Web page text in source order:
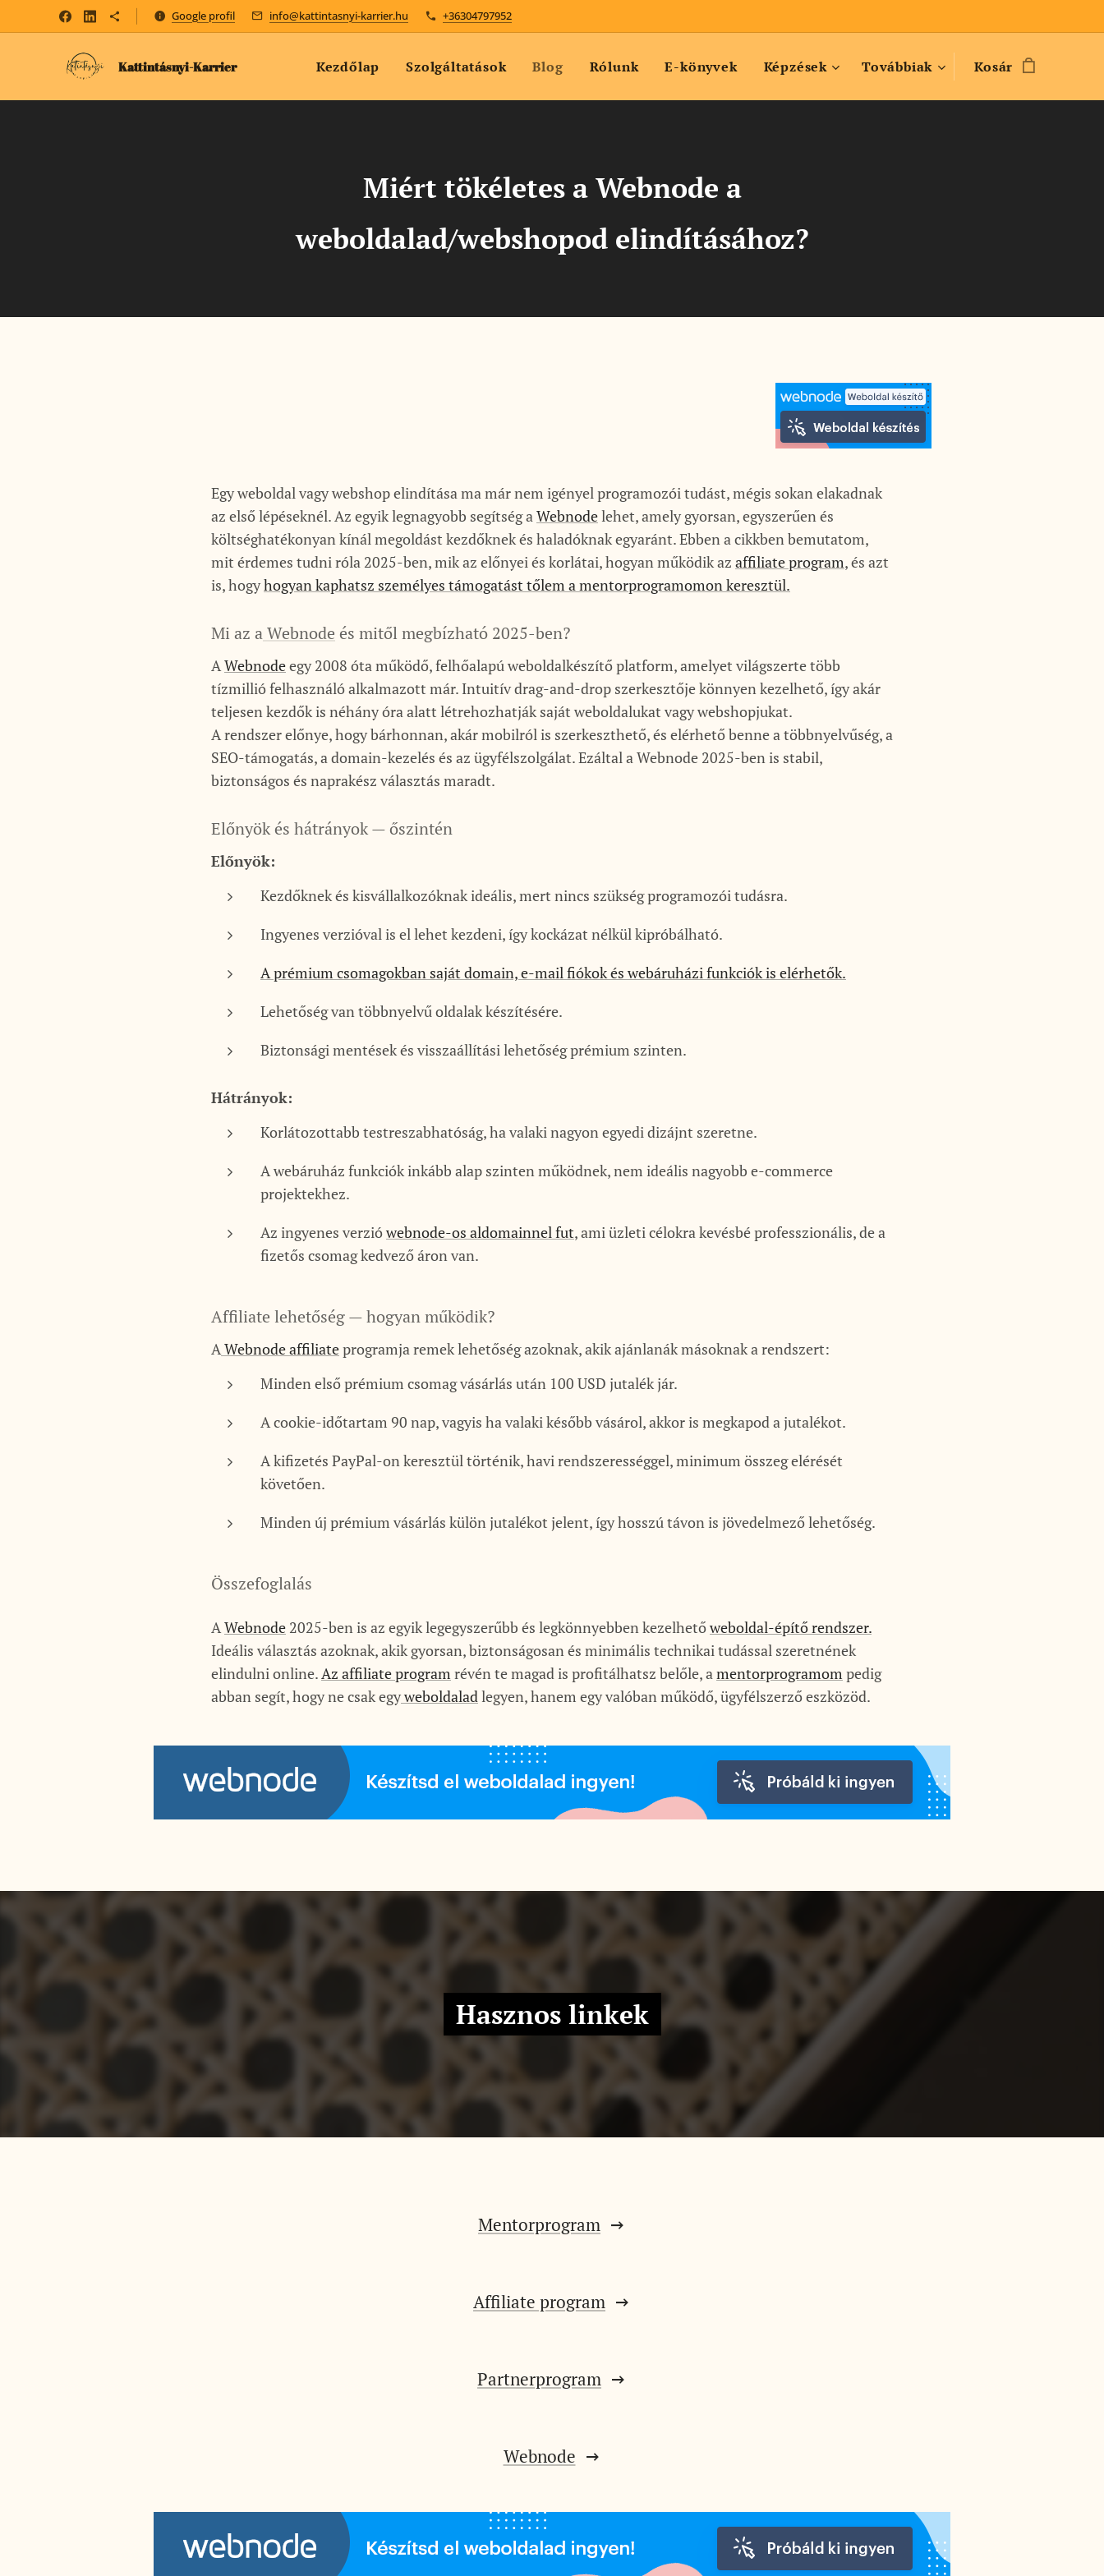
Google profil info@kattintasnyi-karrier.hu +36304797952
Kattintásnyi-Karrier Kezdőlap Szolgáltatások Blog Rólunk E-könyvek Képzések Továbbiak Kosár
Miért tökéletes a Webnode a
weboldalad/webshopod elindításához?
Egy weboldal vagy webshop elindítása ma már nem igényel programozói tudást, mégis sokan elakadnak
az első lépéseknél. Az egyik legnagyobb segítség aWebnodelehet, amely gyorsan, egyszerűen és
költséghatékonyan kínál megoldást kezdőknek és haladóknak egyaránt. Ebben a cikkben bemutatom,
mit érdemes tudni róla 2025-ben, mik az előnyei és korlátai, hogyan működik az affiliate program, és azt
is, hogyhogyan kaphatsz személyes támogatást tőlem a mentorprogramomon keresztül.
Mi az aWebnode és mitől megbízható 2025-ben?
AWebnodeegy 2008 óta működő, felhőalapú weboldalkészítő platform, amelyet világszerte több
tízmillió felhasználó alkalmazott már. Intuitív drag-and-drop szerkesztője könnyen kezelhető, így akár
teljesen kezdők is néhány óra alatt létrehozhatják saját weboldalukat vagy webshopjukat.
A rendszer előnye, hogy bárhonnan, akár mobilról is szerkeszthető, és elérhető benne a többnyelvűség, a
SEO-támogatás, a domain-kezelés és az ügyfélszolgálat. Ezáltal a Webnode 2025-ben is stabil,
biztonságos és naprakész választás maradt.
Előnyök és hátrányok — őszintén
Előnyök:
Kezdőknek és kisvállalkozóknak ideális, mert nincs szükség programozói tudásra.
Ingyenes verzióval is el lehet kezdeni, így kockázat nélkül kipróbálható.
A prémium csomagokban saját domain, e-mail fiókok és webáruházi funkciók is elérhetők.
Lehetőség van többnyelvű oldalak készítésére.
Biztonsági mentések és visszaállítási lehetőség prémium szinten.
Hátrányok:
Korlátozottabb testreszabhatóság, ha valaki nagyon egyedi dizájnt szeretne.
A webáruház funkciók inkább alap szinten működnek, nem ideális nagyobb e-commerce
projektekhez.
Az ingyenes verziówebnode-os aldomainnel fut, ami üzleti célokra kevésbé professzionális, de a
fizetős csomag kedvező áron van.
Affiliate lehetőség — hogyan működik?
AWebnode affiliateprogramja remek lehetőség azoknak, akik ajánlanák másoknak a rendszert:
Minden első prémium csomag vásárlás után 100 USD jutalék jár.
A cookie-időtartam 90 nap, vagyis ha valaki később vásárol, akkor is megkapod a jutalékot.
A kifizetés PayPal-on keresztül történik, havi rendszerességgel, minimum összeg elérését
követően.
Minden új prémium vásárlás külön jutalékot jelent, így hosszú távon is jövedelmező lehetőség.
Összefoglalás
AWebnode 2025-ben is az egyik legegyszerűbb és legkönnyebben kezelhetőweboldal-építő rendszer.
Ideális választás azoknak, akik gyorsan, biztonságosan és minimális technikai tudással szeretnének
elindulni online.Az affiliate program révén te magad is profitálhatsz belőle, amentorprogramom pedig
abban segít, hogy ne csak egyweboldaladlegyen, hanem egy valóban működő, ügyfélszerző eszközöd.
Hasznos linkek
Mentorprogram
Affiliate program
Partnerprogram
Webnode